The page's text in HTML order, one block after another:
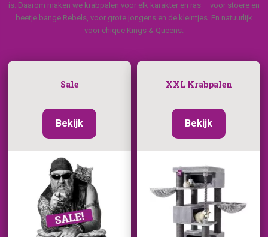
is. Daarom maken we krabpalen voor elk karakter en ras – voor stoere en
beetje bange Rebels, voor grote jongens en de kleintjes. En natuurlijk
voor chique Kings & Queens.
Sale
Bekijk
XXL Krabpalen
Bekijk